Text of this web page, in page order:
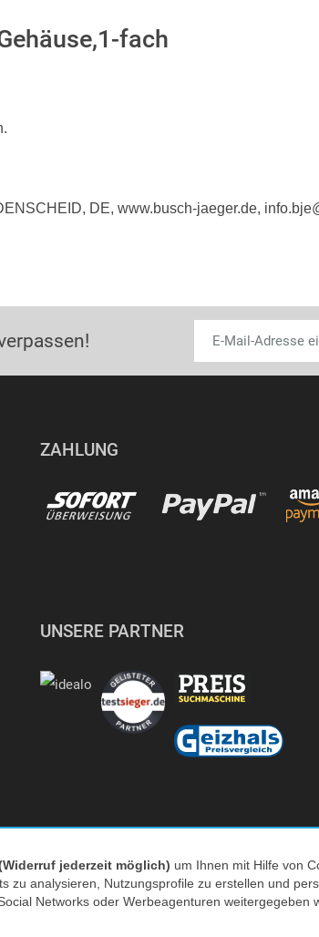
fach
DE, www.busch-jaeger.de,
ZAHLUNG
UNSERE PARTNER
Facebook |twitter
jederzeit möglich) um Ihnen mit Hilfe von
zu analysieren, Nutzungsprofile zu erstellen und
Networks oder Werbeagenturen